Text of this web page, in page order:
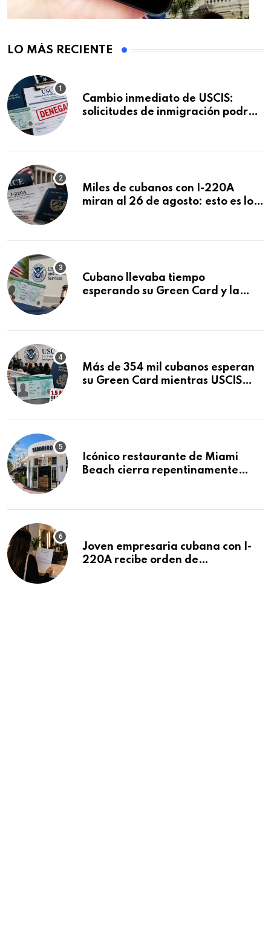
LO MÁS RECIENTE
Cambio inmediato de USCIS:
solicitudes de inmigración podrán
Miles de cubanos con I-220A
miran al 26 de agosto: esto es lo
Cubano llevaba tiempo
esperando su Green Card y la
Más de 354 mil cubanos esperan
su Green Card mientras USCIS
Icónico restaurante de Miami
Beach cierra repentinamente
Joven empresaria cubana con I-
220A recibe orden de